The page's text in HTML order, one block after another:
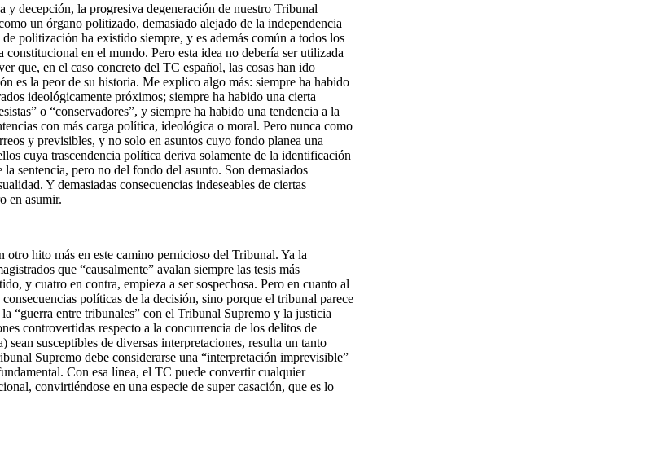
y decepción, la progresiva degeneración de nuestro Tribunal
un órgano politizado, demasiado alejado de la independencia
politización ha existido siempre, y es además común a todos los
en el mundo. Pero esta idea no debería ser utilizada
que, en el caso concreto del TC español, las cosas han ido
es la peor de su historia. Me explico algo más: siempre ha habido
ideológicamente próximos; siempre ha habido una cierta
o “conservadores”, y siempre ha habido una tendencia a la
con más carga política, ideológica o moral. Pero nunca como
y previsibles, y no solo en asuntos cuyo fondo planea una
cuya trascendencia política deriva solamente de la identificación
sentencia, pero no del fondo del asunto. Son demasiados
Y demasiadas consecuencias indeseables de ciertas
en asumir.
otro hito más en este camino pernicioso del Tribunal. Ya la
que “causalmente” avalan siempre las tesis más
y cuatro en contra, empieza a ser sospechosa. Pero en cuanto al
políticas de la decisión, sino porque el tribunal parece
“guerra entre tribunales” con el Tribunal Supremo y la justicia
controvertidas respecto a la concurrencia de los delitos de
susceptibles de diversas interpretaciones, resulta un tanto
Supremo debe considerarse una “interpretación imprevisible”
Con esa línea, el TC puede convertir cualquier
convirtiéndose en una especie de super casación, que es lo